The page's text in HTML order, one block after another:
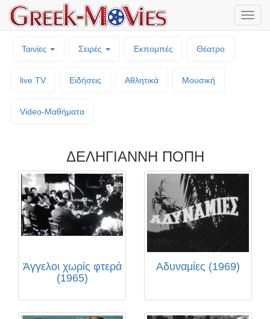
Ταινίες Σειρές Εκπομπές Θέατρο
live TV Ειδήσεις Αθλητικά Μουσική
Video-Mαθήματα
ΔΕΛΗΓΙΑΝΝΗ ΠΟΠΗ
Άγγελοι χωρίς φτερά
(1965)
Αδυναμίες (1969)